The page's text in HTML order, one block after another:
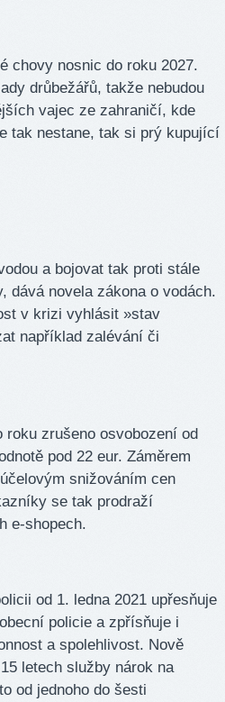
chovy nosnic do roku 2027.
drůbežářů, takže nebudou
vajec ze zahraničí, kde
tak nestane, tak si prý kupující
a bojovat tak proti stále
dává novela zákona o vodách.
v krizi vyhlásit »stav
například zalévání či
roku zrušeno osvobození od
pod 22 eur. Záměrem
snižováním cen
se tak prodraží
e-shopech.
od 1. ledna 2021 upřesňuje
policie a zpřísňuje i
a spolehlivost. Nově
letech služby nárok na
od jednoho do šesti